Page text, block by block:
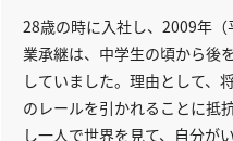
28歳の時に入社し、2009年
業承継は、中学生の頃から後
していました。理由として、
のレールを引かれることに抵
し一人で世界を見て、自分が